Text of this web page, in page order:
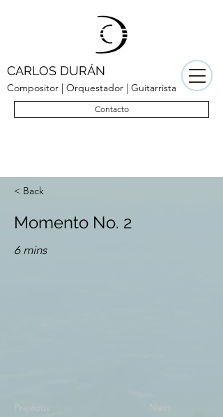
CARLOS DURÁN
Compositor | Orquestador | Guitarrista
Contacto
< Back
Momento No. 2
6 mins
Previous Next